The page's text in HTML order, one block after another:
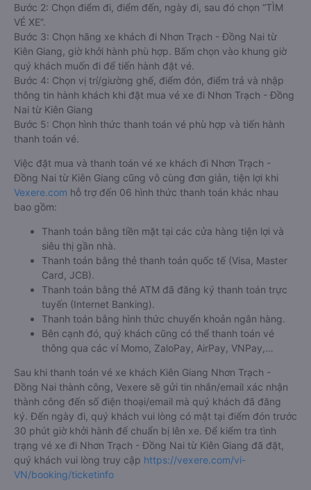
Bước 2: Chọn điểm đi, điểm đến, ngày đi, sau đó chọn “TÌM
VÉ XE”.
Bước 3: Chọn hãng xe khách đi Nhơn Trạch - Đồng Nai từ
Kiên Giang, giờ khởi hành phù hợp. Bấm chọn vào khung giờ
quý khách muốn đi để tiến hành đặt vé.
Bước 4: Chọn vị trí/giường ghế, điểm đón, điểm trả và nhập
thông tin hành khách khi đặt mua vé xe đi Nhơn Trạch - Đồng
Nai từ Kiên Giang
Bước 5: Chọn hình thức thanh toán vé phù hợp và tiến hành
thanh toán vé.
Việc đặt mua và thanh toán vé xe khách đi Nhơn Trạch -
Đồng Nai từ Kiên Giang cũng vô cùng đơn giản, tiện lợi khi
Vexere.com hỗ trợ đến 06 hình thức thanh toán khác nhau
bao gồm:
Thanh toán bằng tiền mặt tại các cửa hàng tiện lợi và
siêu thị gần nhà.
Thanh toán bằng thẻ thanh toán quốc tế (Visa, Master
Card, JCB).
Thanh toán bằng thẻ ATM đã đăng ký thanh toán trực
tuyến (Internet Banking).
Thanh toán bằng hình thức chuyển khoản ngân hàng.
Bên cạnh đó, quý khách cũng có thể thanh toán vé
thông qua các ví Momo, ZaloPay, AirPay, VNPay,…
Sau khi thanh toán vé xe khách Kiên Giang Nhơn Trạch -
Đồng Nai thành công, Vexere sẽ gửi tin nhắn/email xác nhận
thành công đến số điện thoại/email mà quý khách đã đăng
ký. Đến ngày đi, quý khách vui lòng có mặt tại điểm đón trước
30 phút giờ khởi hành để chuẩn bị lên xe. Để kiểm tra tình
trạng vé xe đi Nhơn Trạch - Đồng Nai từ Kiên Giang đã đặt,
quý khách vui lòng truy cập https://vexere.com/vi-
VN/booking/ticketinfo